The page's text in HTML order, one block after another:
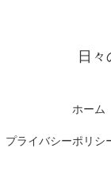
日
ホーム
プライバシーポリシ